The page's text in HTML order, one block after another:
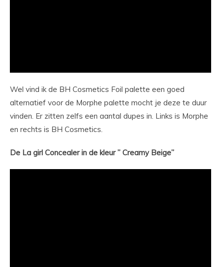
Wel vind ik de BH Cosmetics Foil palette een goed
alternatief voor de Morphe palette mocht je deze te duur
vinden. Er zitten zelfs een aantal dupes in. Links is Morphe
en rechts is BH Cosmetics.
De La girl Concealer in de kleur ” Creamy Beige”